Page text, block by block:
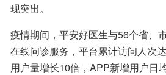
现突出。
疫情期间，平安好医生与56个省、
在线问诊服务，平台累计访问人次
用户量增长10倍，APP新增用户日